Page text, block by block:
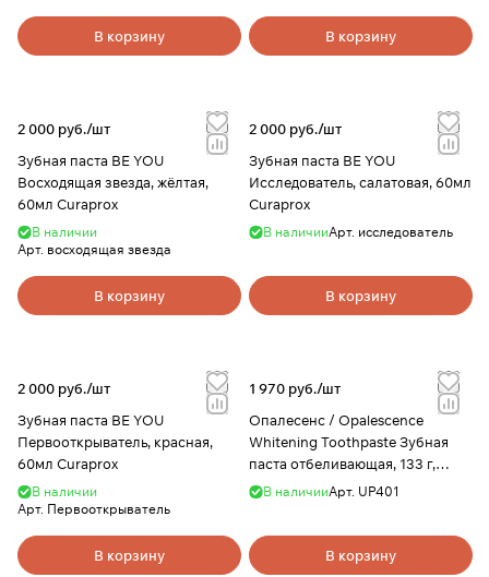
В корзину В корзину
2 000 руб./шт
Зубная паста BE YOU
Восходящая звезда, жёлтая,
60мл Curaprox
В наличии
Арт. восходящая звезда
В корзину
2 000 руб./шт
Зубная паста BE YOU
Исследователь, салатовая, 60мл
Curaprox
В наличииАрт. исследователь
В корзину
2 000 руб./шт
Зубная паста BE YOU
Первооткрыватель, красная,
60мл Curaprox
В наличии
Арт. Первооткрыватель
В корзину
1 970 руб./шт
Опалесенс / Opalescence
Whitening Toothpaste Зубная
паста отбеливающая, 133 г,
Ultradent
В наличииАрт. UP401
В корзину